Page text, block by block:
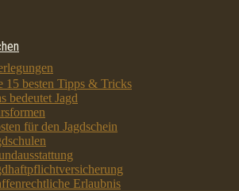
15 besten Tipps & Tricks
bedeutet Jagd
für den Jagdschein
Erlaubnis